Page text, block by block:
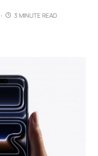
3 MINUTE READ